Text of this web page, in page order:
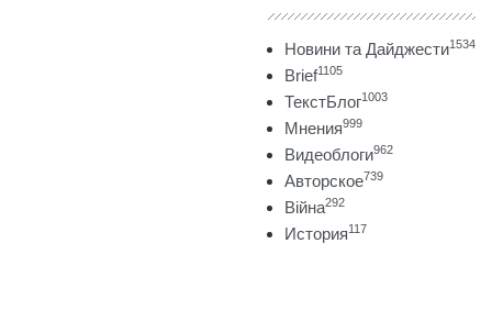
Новини та Дайджести1534
Brief1105
ТекстБлог1003
Мнения999
Видеоблоги962
Авторское739
Війна292
История117